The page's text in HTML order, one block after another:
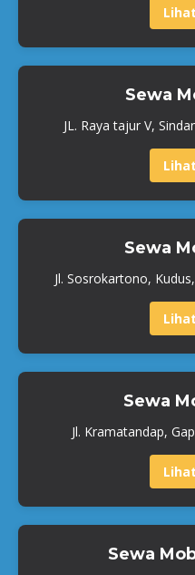
Sewa
JL. Raya tajur V,
Sewa
Jl. Sosrokartono,
Sewa
Jl. Kramatandap,
Sewa